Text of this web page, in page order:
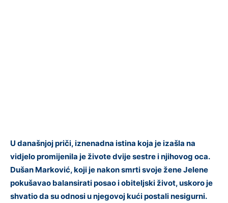
U današnjoj priči, iznenadna istina koja je izašla na
vidjelo promijenila je živote dvije sestre i njihovog oca.
Dušan Marković, koji je nakon smrti svoje žene Jelene
pokušavao balansirati posao i obiteljski život, uskoro je
shvatio da su odnosi u njegovoj kući postali nesigurni.